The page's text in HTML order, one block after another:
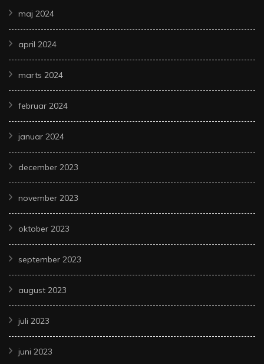
maj 2024
april 2024
marts 2024
februar 2024
januar 2024
december 2023
november 2023
oktober 2023
september 2023
august 2023
juli 2023
juni 2023